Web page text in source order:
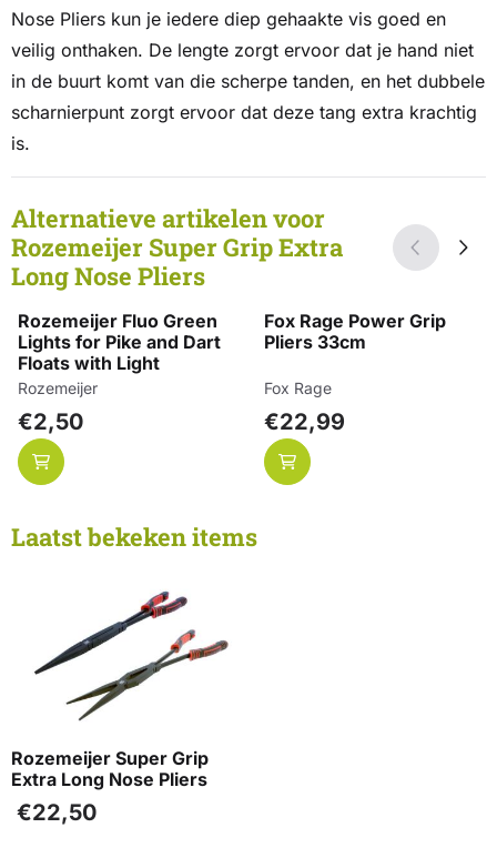
Nose Pliers kun je iedere diep gehaakte vis goed en
veilig onthaken. De lengte zorgt ervoor dat je hand niet
in de buurt komt van die scherpe tanden, en het dubbele
scharnierpunt zorgt ervoor dat deze tang extra krachtig
is.
Alternatieve artikelen voor
Rozemeijer Super Grip Extra
Long Nose Pliers
Rozemeijer Fluo Green
Lights for Pike and Dart
Floats with Light
Merk:
Rozemeijer
Prijs: 2,50
€2,50
Fox Rage Power Grip
Pliers 33cm
Merk:
Fox Rage
Prijs: 22,99
€22,99
Laatst bekeken items
Rozemeijer Super Grip
Extra Long Nose Pliers
€22,50